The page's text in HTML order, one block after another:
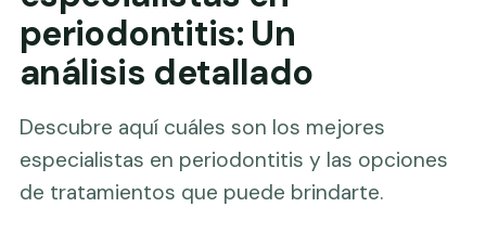
periodontitis: Un
análisis detallado
Descubre aquí cuáles son los mejores
especialistas en periodontitis y las opciones
de tratamientos que puede brindarte.